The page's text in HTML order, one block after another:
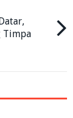
Timpa